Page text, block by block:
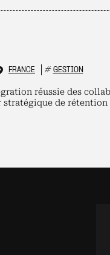
FRANCE # GESTION
réussie des
stratégique de rétention